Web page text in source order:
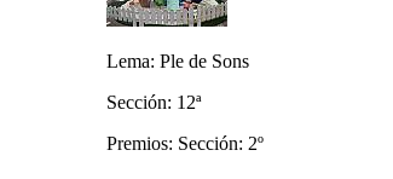
Lema: Ple de Sons
Sección: 12ª
Premios: Sección: 2º